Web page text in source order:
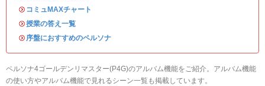
・ コミュMAXチャート
・授業の答え一覧
・ 序盤におすすめのペルソナ
ペルソナ4ゴールデンリマスター(P4G)のアルバム機能をご紹介。アルバム機能
の使い方やアルバム機能で見れるシーン一覧も掲載しています。